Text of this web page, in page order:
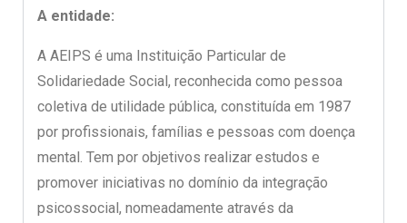
A entidade:
A AEIPS é uma Instituição Particular de
Solidariedade Social, reconhecida como pessoa
coletiva de utilidade pública, constituída em 1987
por profissionais, famílias e pessoas com doença
mental. Tem por objetivos realizar estudos e
promover iniciativas no domínio da integração
psicossocial, nomeadamente através da